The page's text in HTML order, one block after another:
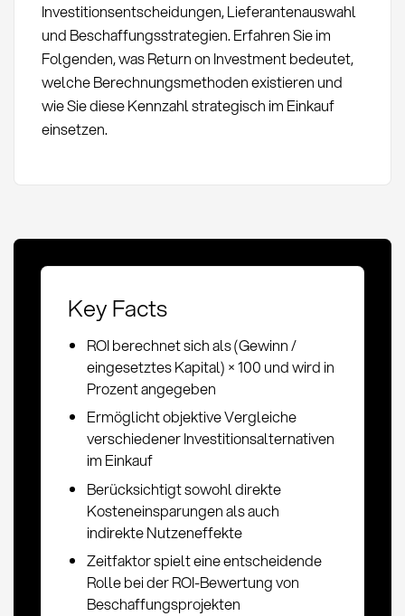
Investitionsentscheidungen, Lieferantenauswahl
und Beschaffungsstrategien. Erfahren Sie im
Folgenden, was Return on Investment bedeutet,
welche Berechnungsmethoden existieren und
wie Sie diese Kennzahl strategisch im Einkauf
einsetzen.
Key Facts
ROI berechnet sich als (Gewinn /
eingesetztes Kapital) × 100 und wird in
Prozent angegeben
Ermöglicht objektive Vergleiche
verschiedener Investitionsalternativen
im Einkauf
Berücksichtigt sowohl direkte
Kosteneinsparungen als auch
indirekte Nutzeneffekte
Zeitfaktor spielt eine entscheidende
Rolle bei der ROI-Bewertung von
Beschaffungsprojekten